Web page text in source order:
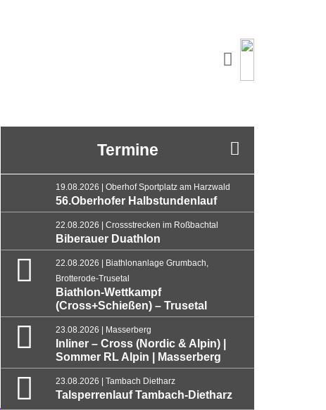
Termine
19.08.2026 | Oberhof Sportplatz am Harzwald
56.Oberhofer Halbstundenlauf
22.08.2026 | Crossstrecken im Roßbachtal
Biberauer Duathlon
22.08.2026 | Biathlonanlage Grumbach,
Brotterode-Trusetal
Biathlon-Wettkampf
(Cross+Schießen) – Trusetal
23.08.2026 | Masserberg
Inliner – Cross (Nordic & Alpin) |
Sommer RL Alpin | Masserberg
23.08.2026 | Tambach Dietharz
Talsperrenlauf Tambach-Dietharz